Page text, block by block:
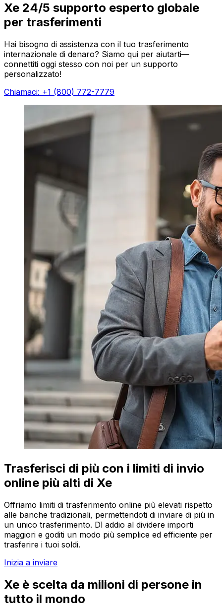
Xe 24/5 supporto esperto globale
per trasferimenti
Hai bisogno di assistenza con il tuo trasferimento
internazionale di denaro? Siamo qui per aiutarti—
connettiti oggi stesso con noi per un supporto
personalizzato!
Chiamaci: +1 (800) 772-7779
Trasferisci di più con i limiti di invio
online più alti di Xe
Offriamo limiti di trasferimento online più elevati rispetto
alle banche tradizionali, permettendoti di inviare di più in
un unico trasferimento. Dì addio al dividere importi
maggiori e goditi un modo più semplice ed efficiente per
trasferire i tuoi soldi.
Inizia a inviare
Xe è scelta da milioni di persone in
tutto il mondo